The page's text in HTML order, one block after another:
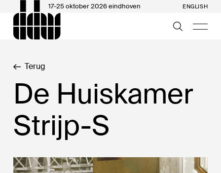
17-25 oktober 2026 eindhoven ENGLISH
Terug
De Huiskamer
Strijp-S